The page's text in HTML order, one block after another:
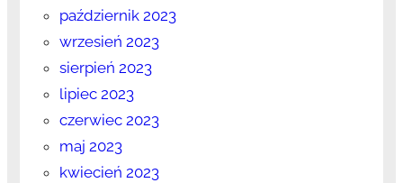
październik 2023
wrzesień 2023
sierpień 2023
lipiec 2023
czerwiec 2023
maj 2023
kwiecień 2023